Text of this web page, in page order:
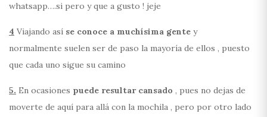
whatsapp….si pero y que a gusto ! jeje
4 Viajando así se conoce a muchísima gente y
normalmente suelen ser de paso la mayoría de ellos , puesto
que cada uno sigue su camino
5. En ocasiones puede resultar cansado , pues no dejas de
moverte de aquí para allá con la mochila , pero por otro lado